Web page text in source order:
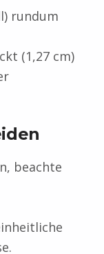
rundum
(1,27 cm)
beachte